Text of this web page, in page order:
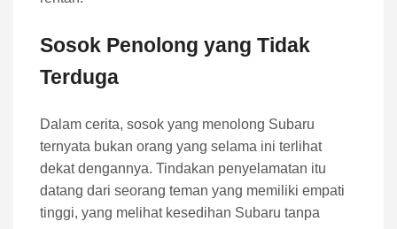
Sosok Penolong yang Tidak
Terduga
Dalam cerita, sosok yang menolong Subaru
ternyata bukan orang yang selama ini terlihat
dekat dengannya. Tindakan penyelamatan itu
datang dari seorang teman yang memiliki empati
tinggi, yang melihat kesedihan Subaru tanpa